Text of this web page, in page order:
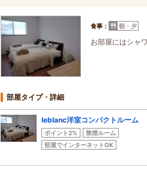
食事： 朝・夕
お部屋にはシャ
部屋タイプ・詳細
leblanc洋室コンパクトルーム
ポイント2%
禁煙ルーム
部屋でインターネットOK